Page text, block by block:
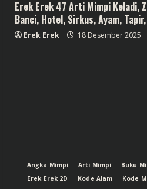
Erek Erek 47 Arti Mimpi Keladi,
Banci, Hotel, Sirkus, Ayam,
Erek Erek 18 Desember 2025
Angka Mimpi Arti Mimpi Buku
Erek Erek 2D
Kode Alam Kode